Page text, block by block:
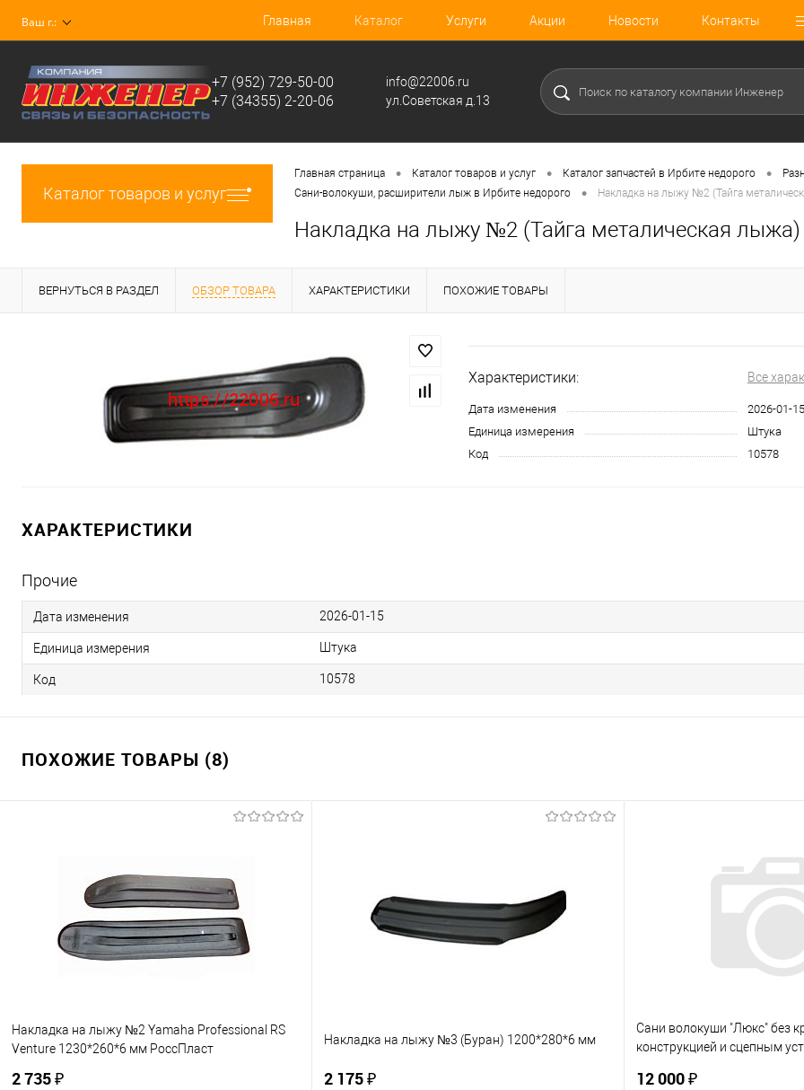
Ваш г.: Главная Каталог Услуги Акции Новости Контакты
+7 (952) 729-50-00
+7 (34355) 2-20-06
info@22006.ru
ул.Советская д.13
Каталог товаров и услуг
Главная страница • Каталог товаров и услуг • Каталог запчастей в Ирбите недорого •
Сани-волокуши, расширители лыж в Ирбите недорого • Накладка на лыжу №2 (Тайга
Накладка на лыжу №2 (Тайга металическая
ВЕРНУТЬСЯ В РАЗДЕЛ ОБЗОР ТОВАРА ХАРАКТЕРИСТИКИ ПОХОЖИЕ ТОВАРЫ
Характеристики: Все
Дата изменения
2026-01-15
Единица измерения
Штука
Код
10578
ХАРАКТЕРИСТИКИ
Прочие
Дата изменения 2026-01-15
Единица измерения Штука
Код 10578
ПОХОЖИЕ ТОВАРЫ (8)
Накладка на лыжу №2 Yamaha Professional RS
Venture 1230*260*6 мм РоссПласт
2 735 ₽
Накладка на лыжу №3 (Буран) 1200*280*6 мм
2 175 ₽
Сани волокуши "Люкс" без
конструкцией и сцепным
12 000 ₽